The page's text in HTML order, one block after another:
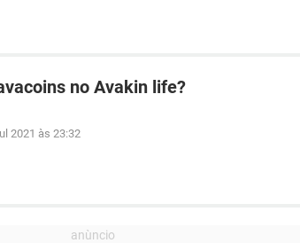
no Avakin life?
2021 às 23:32